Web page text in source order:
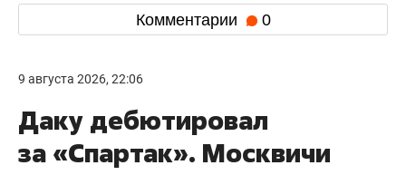
Комментарии 0
9 августа 2026, 22:06
Даку дебютировал
за «Спартак». Москвичи